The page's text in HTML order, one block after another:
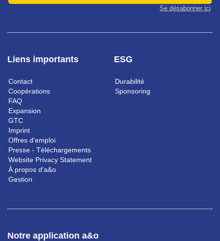
Liens importants
Contact
Coopérations
FAQ
Expansion
GTC
Imprint
Offres d'emploi
Presse - Téléchargements
Website Privacy Statement
À propos d’a&o
Gestion
ESG
Durabilité
Sponsoring
Se désabonner ici
Notre application a&o